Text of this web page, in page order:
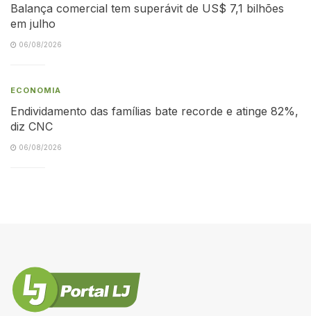
Balança comercial tem superávit de US$ 7,1 bilhões
em julho
06/08/2026
ECONOMIA
Endividamento das famílias bate recorde e atinge 82%,
diz CNC
06/08/2026